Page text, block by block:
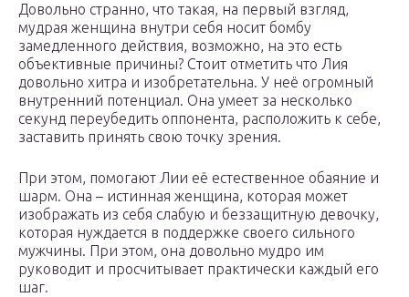
Довольно странно, что такая, на первый взгляд,
мудрая женщина внутри себя носит бомбу
замедленного действия, возможно, на это есть
объективные причины? Стоит отметить что Лия
довольно хитра и изобретательна. У неё огромный
внутренний потенциал. Она умеет за несколько
секунд переубедить оппонента, расположить к себе,
заставить принять свою точку зрения.
При этом, помогают Лии её естественное обаяние и
шарм. Она – истинная женщина, которая может
изображать из себя слабую и беззащитную девочку,
которая нуждается в поддержке своего сильного
мужчины. При этом, она довольно мудро им
руководит и просчитывает практически каждый его
шаг.